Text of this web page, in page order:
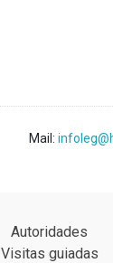
Mail:
Autoridades
Visitas guiadas